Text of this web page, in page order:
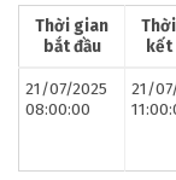
Thời gian
bắt đầu
21/07/2025
08:00:00
21/